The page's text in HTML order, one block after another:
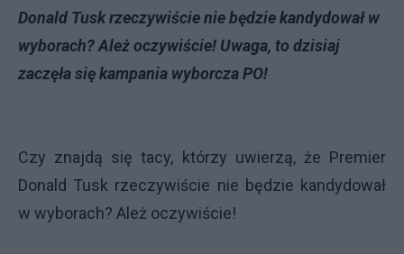
Donald Tusk rzeczywiście nie będzie kandydował w
wyborach? Ależ oczywiście! Uwaga, to dzisiaj
zaczęła się kampania wyborcza PO!
Czy znajdą się tacy, którzy uwierzą, że Premier
Donald Tusk rzeczywiście nie będzie kandydował
w wyborach? Ależ oczywiście!